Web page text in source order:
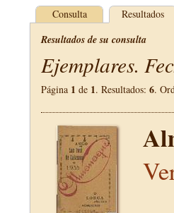
Consulta Resultados
Resultados de su consulta
Ejemplares.
Página 1 de 1. Resultados: 6.